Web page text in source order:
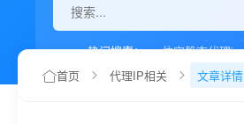
热门搜索： 住宅静态代理ip
代理IP如何设置
首页 代理IP相关 文章详情